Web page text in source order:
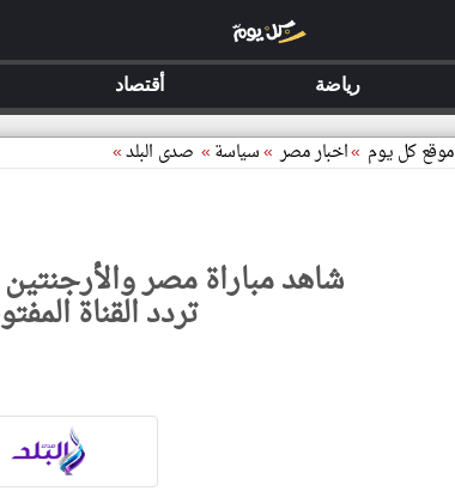
موقع كل يوم »اخبار مصر »سياسة» صدى البلد»
شاهد مباراة مصر
تردد القناة
رياضة أقتصاد